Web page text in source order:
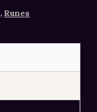
, Runes